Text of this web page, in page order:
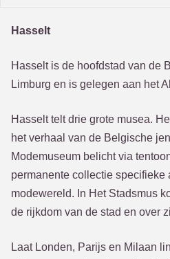
Hasselt
Hasselt is de hoofdstad van de
Limburg en is gelegen aan het
Hasselt telt drie grote musea.
het verhaal van de Belgische
Modemuseum belicht via
permanente collectie specifieke
modewereld. In Het Stadsmus
de rijkdom van de stad en over
Laat Londen, Parijs en Milaan